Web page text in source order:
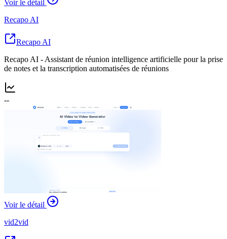
Voir le détail
Recapo AI
Recapo AI
Recapo AI - Assistant de réunion intelligence artificielle pour la prise
de notes et la transcription automatisées de réunions
--
Voir le détail
vid2vid